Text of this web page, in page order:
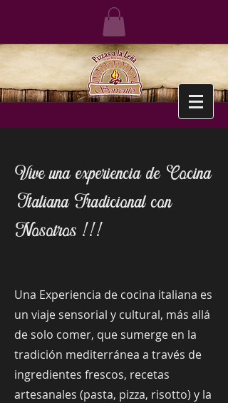
Vive una experiencia de Cocina
Italiana Tradicional con
Nosotros !!!
Una Experiencia de cocina italiana es
un viaje sensorial y cultural, más allá
de solo comer, que sumerge en la
tradición mediterránea a través de
ingredientes frescos, recetas
artesanales (pasta, pizza, risotto) y la